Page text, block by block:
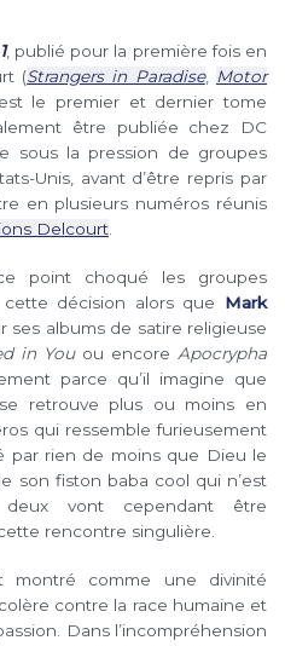
, publié pour la première fois en
(Strangers in Paradise,
Motor
le premier et dernier tome
être publiée chez DC
sous la pression de groupes
Unis, avant d’être repris par
en plusieurs numéros réunis
Delcourt
point choqué les groupes
décision alors que Mark
ses albums de satire religieuse
in Youou encore Apocrypha
parce qu’il imagine que
retrouve plus ou moins en
qui ressemble furieusement
par rien de moins que Dieu le
son fiston baba cool qui n’est
vont cependant être
rencontre singulière.
montré comme une divinité
contre la race humaine et
Dans l’incompréhension